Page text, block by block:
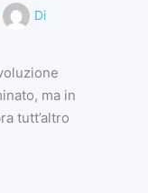
Di
ma in
tutt’altro